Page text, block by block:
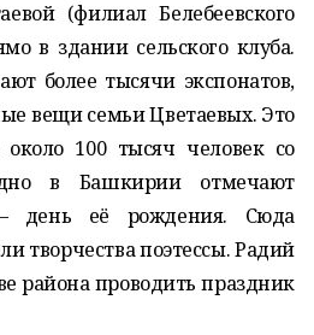
(филиал Белебеевского
в здании сельского клуба.
более тысячи экспонатов,
вещи семьи Цветаевых. Это
100 тысяч человек со
в Башкирии отмечают
день её рождения. Сюда
творчества поэтессы. Радий
района проводить праздник